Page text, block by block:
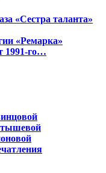
«Сестра таланта»
«Ремарка»
1991-го…